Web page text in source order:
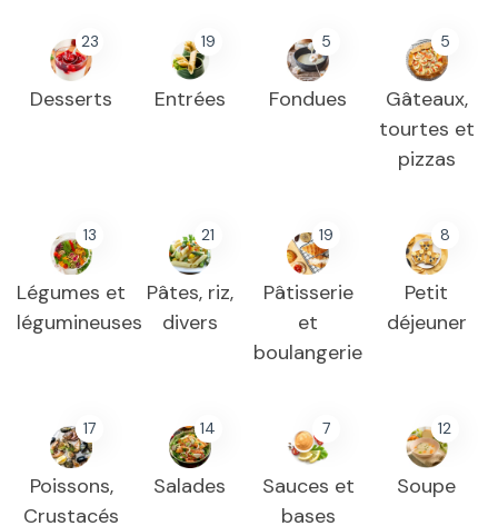
23
Desserts
19
Entrées
5
Fondues
5
Gâteaux,
tourtes et
pizzas
13
Légumes et
légumineuses
21
Pâtes, riz,
divers
19
Pâtisserie
et
boulangerie
8
Petit
déjeuner
17
Poissons,
Crustacés
14
Salades
7
Sauces et
bases
12
Soupe